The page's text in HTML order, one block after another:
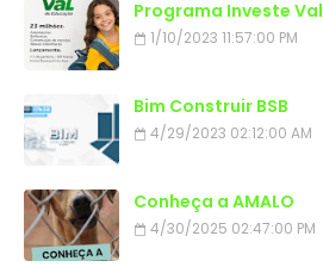
Programa Investe Val
1/10/2023 11:57:00 PM
Bim Construir BSB
4/29/2023 02:12:00 AM
Conheça a AMALO
4/30/2025 02:47:00 PM